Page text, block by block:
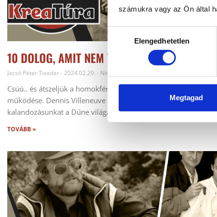
számukra vagy az Ön által
Hozzájárulás
kiválasztásaElengedhetetlen
Megtagad
10 DOLOG, AMIT NEM TUDTÁL A DŰNE
Jacsó Péter Tivadar 2024.02.29. Nincs Hozzászólás
Csúú.. és átszeljük a homokféreg könyvtámaszt. Krisz kések,
működése. Dennis Villeneuve valójában Christopher Nolan,
kalandozásunkat a Dűne világában.
TOVÁBB »